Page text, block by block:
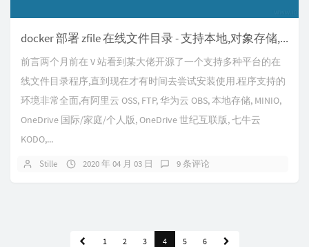
docker 部署 zfile 在线文件目录 - 支持本地,对象存储,OneDrive等各种环境.
前言两个月前在 V 站看到某大佬开源了一个支持多种平台的在
线文件目录程序,直到现在才有时间去尝试安装使用.程序支持的
环境非常全面,有阿里云 OSS, FTP, 华为云 OBS, 本地存储, MINIO,
OneDrive 国际/家庭/个人版, OneDrive 世纪互联版, 七牛云
KODO,...
Stille 2020 年 04 月 03 日 9 条评论
1 2 3 4 5 6